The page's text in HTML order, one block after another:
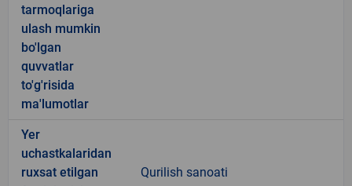
tarmoqlariga
ulash mumkin
bo'lgan
quvvatlar
to'g'risida
ma'lumotlar
Yer
uchastkalaridan
ruxsat etilgan
Qurilish sanoati